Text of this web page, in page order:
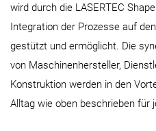
wird durch die LASERTEC
Integration der Prozesse auf
gestützt und ermöglicht. Die
von Maschinenhersteller,
Konstruktion werden in den
Alltag wie oben beschrieben für